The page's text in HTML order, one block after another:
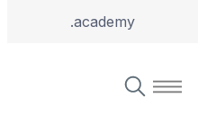
.academy